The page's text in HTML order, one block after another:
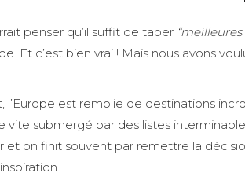
penser qu’il suffit de taper
Et c’est bien vrai ! Mais nous avons
l’Europe est remplie de destinations
vite submergé par des listes
et on finit souvent par remettre la